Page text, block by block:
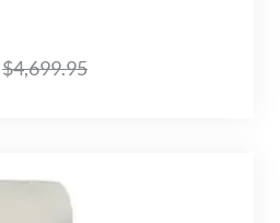
$4,699.95